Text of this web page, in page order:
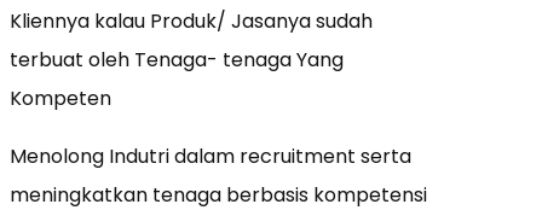
Kliennya kalau Produk/ Jasanya sudah
terbuat oleh Tenaga- tenaga Yang
Kompeten
Menolong Indutri dalam recruitment serta
meningkatkan tenaga berbasis kompetensi